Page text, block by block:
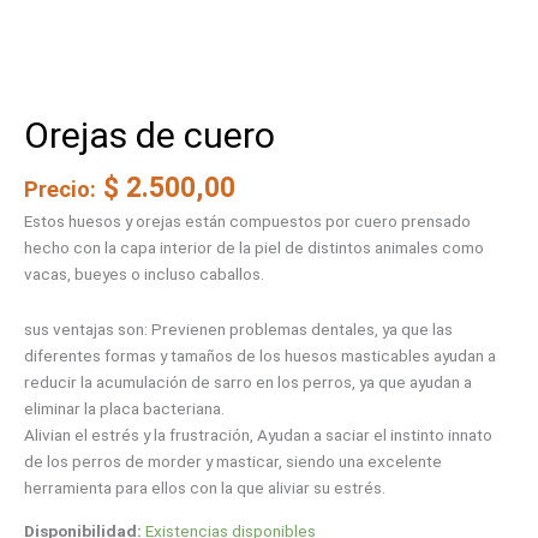
Orejas de cuero
Precio: $ 2.500,00
Estos huesos y orejas están compuestos por cuero prensado
hecho con la capa interior de la piel de distintos animales como
vacas, bueyes o incluso caballos.
sus ventajas son: Previenen problemas dentales, ya que las
diferentes formas y tamaños de los huesos masticables ayudan a
reducir la acumulación de sarro en los perros, ya que ayudan a
eliminar la placa bacteriana.
Alivian el estrés y la frustración, Ayudan a saciar el instinto innato
de los perros de morder y masticar, siendo una excelente
herramienta para ellos con la que aliviar su estrés.
Disponibilidad: Existencias disponibles